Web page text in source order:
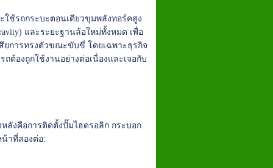
ใช้รถกระบะตอนเดียวขุมพลังทอร์คสูง
และระยะฐานล้อใหม่ทั้งหมด เพื่อ
ยการทรงตัวขณะขับขี่ โดยเฉพาะธุรกิจ
ต้องถูกใช้งานอย่างต่อเนื่องและเจอกับ
ลังคือการติดตั้งปั๊มไฮดรอลิก กระบอก
าที่สองต่อ: